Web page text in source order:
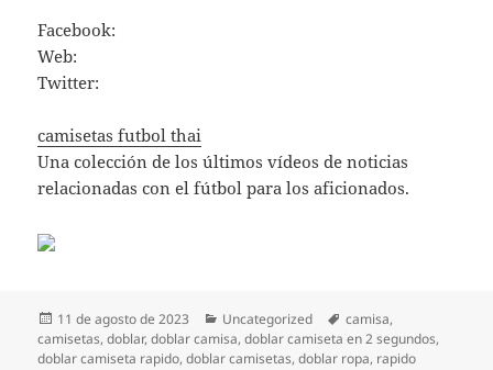
Facebook:
Web:
Twitter:
camisetas futbol thai
Una colección de los últimos vídeos de noticias
relacionadas con el fútbol para los aficionados.
Publicado
el
11 de agosto de 2023 Categorías
Uncategorized Etiquetas
camisa,
camisetas,doblar,doblar camisa,doblar camiseta en 2 segundos,
doblar camiseta rapido,doblar camisetas,doblar ropa, rapido